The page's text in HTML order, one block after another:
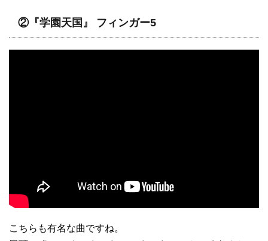
②『学園天国』 フィンガー5
こちらも有名な曲ですね。